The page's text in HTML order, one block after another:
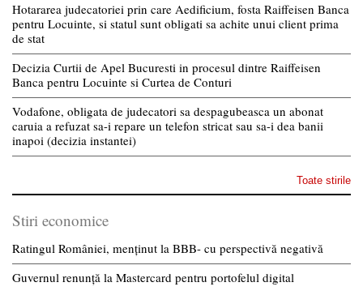
Hotararea judecatoriei prin care Aedificium, fosta Raiffeisen Banca
pentru Locuinte, si statul sunt obligati sa achite unui client prima
de stat
Decizia Curtii de Apel Bucuresti in procesul dintre Raiffeisen
Banca pentru Locuinte si Curtea de Conturi
Vodafone, obligata de judecatori sa despagubeasca un abonat
caruia a refuzat sa-i repare un telefon stricat sau sa-i dea banii
inapoi (decizia instantei)
Toate stirile
Stiri economice
Ratingul României, menținut la BBB- cu perspectivă negativă
Guvernul renunță la Mastercard pentru portofelul digital